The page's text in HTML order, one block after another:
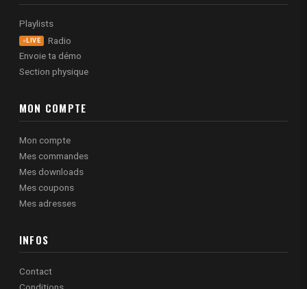
Playlists
LIVE
Radio
Envoie ta démo
Section physique
MON COMPTE
Mon compte
Mes commandes
Mes downloads
Mes coupons
Mes adresses
INFOS
Contact